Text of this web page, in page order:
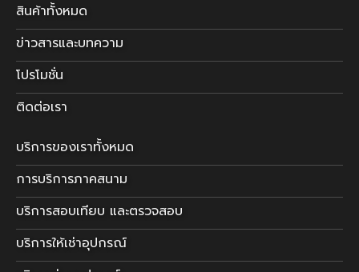
สินค้าทั้งหมด
ข่าวสารและบทความ
โปรโมชั่น
ติดต่อเรา
บริการของเราทั้งหมด
การบริการภาคสนาม
บริการสอบเทียบ และตรวจสอบ
บริการให้เช่าอุปกรณ์